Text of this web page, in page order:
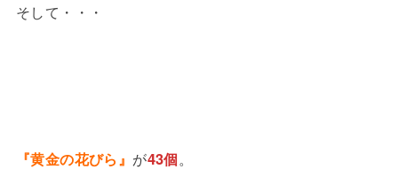
そして・・・
『黄金の花びら』 が43個。